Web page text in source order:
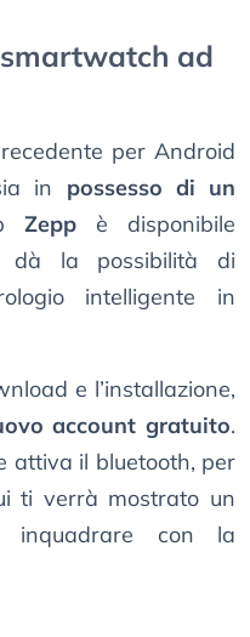
ad
per Android
in possesso di un
Zeppè disponibile
dà la possibilità di
intelligente in
e l’installazione,
account gratuito.
attiva il bluetooth, per
ti verrà mostrato un
con la